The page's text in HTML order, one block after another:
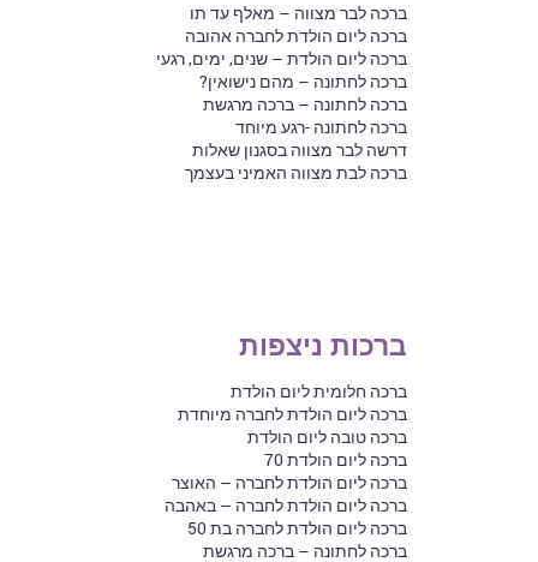
ברכה לבר מצווה – מאלף עד תו
ברכה ליום הולדת לחברה אהובה
ברכה ליום הולדת – שנים, ימים, רגעי
ברכה לחתונה – מהם נישואין?
ברכה לחתונה – ברכה מרגשת
ברכה לחתונה -רגע מיוחד
דרשה לבר מצווה בסגנון שאלות
ברכה לבת מצווה האמיני בעצמך
ברכות ניצפות
ברכה חלומית ליום הולדת
ברכה ליום הולדת לחברה מיוחדת
ברכה טובה ליום הולדת
ברכה ליום הולדת 70
ברכה ליום הולדת לחברה – האוצר
ברכה ליום הולדת לחברה – באהבה
ברכה ליום הולדת לחברה בת 50
ברכה לחתונה – ברכה מרגשת